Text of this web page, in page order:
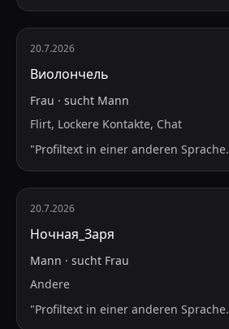
20.7.2026
Виолончель
Frau · sucht Mann
Flirt, Lockere Kontakte, Chat
"Profiltext in einer anderen Sprache.
20.7.2026
Ночная_Заря
Mann · sucht Frau
Andere
"Profiltext in einer anderen Sprache.